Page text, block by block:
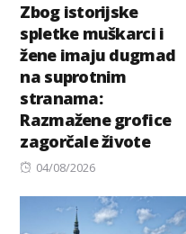
Zbog istorijske
spletke muškarci i
žene imaju dugmad
na suprotnim
stranama:
Razmažene grofice
zagorčale živote
Posted
04/08/2026